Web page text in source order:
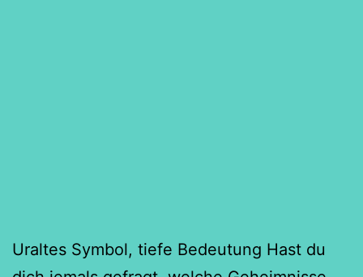
Uraltes Symbol, tiefe Bedeutung Hast du